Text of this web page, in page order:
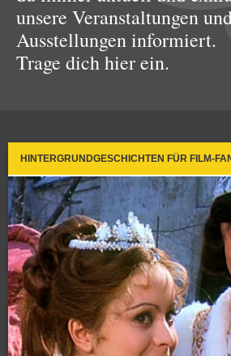
unsere Veranstaltungen
Ausstellungen informiert.
Trage dich hier ein.
HINTERGRUNDGESCHICHTEN FÜR FILM-